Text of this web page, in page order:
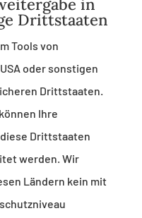
in
Drittstaaten
Tools von
oder sonstigen
Drittstaaten.
Ihre
Drittstaaten
werden. Wir
Ländern kein mit